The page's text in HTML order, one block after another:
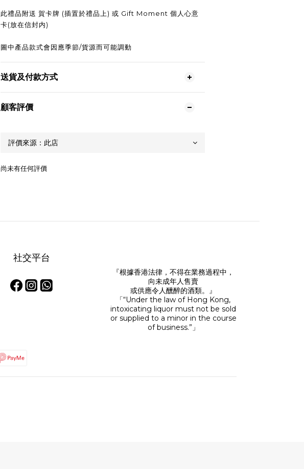
此禮品附送 賀卡牌 (插置於禮品上) 或 Gift Moment 個人心意
卡(放在信封内)
圖中產品款式會因應季節/貨源而可能調動
送貨及付款方式
顧客評價
尚未有任何評價
社交平台
『根據香港法律，不得在業務過程中，
向未成年人售賣
或供應令人醺醉的酒類。』
「“Under the law of Hong Kong,
intoxicating liquor must not be sold
or supplied to a minor in the course
of business.”」